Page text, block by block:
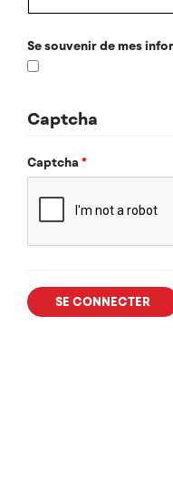
Se souvenir de mes
Captcha
Captcha *